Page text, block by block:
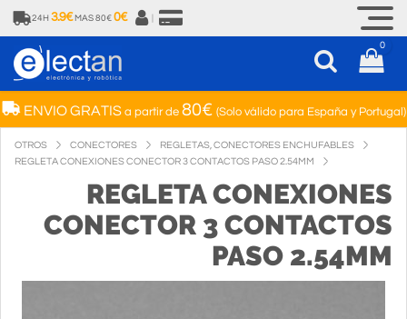
24H 3.9€ MAS 80€ 0€
0
ENVIO GRATISa partir de 80€ (Solo válido para España y Portugal)
OTROS CONECTORES
REGLETAS, CONECTORES ENCHUFABLES
REGLETA CONEXIONES CONECTOR 3 CONTACTOS PASO 2.54MM
REGLETA CONEXIONES
CONECTOR 3 CONTACTOS
PASO 2.54MM